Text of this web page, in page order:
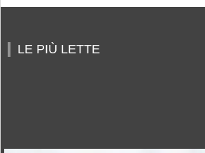
LE PIÙ LETTE